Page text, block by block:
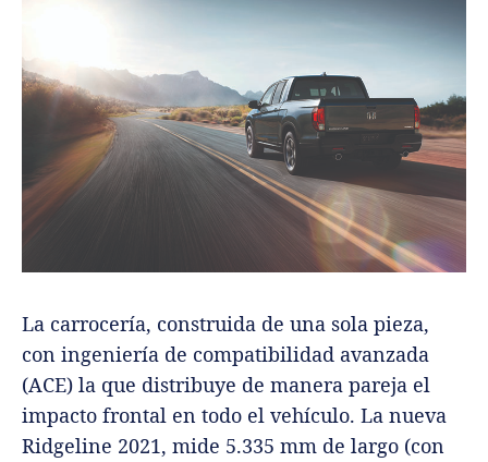
La carrocería, construida de una sola pieza,
con ingeniería de compatibilidad avanzada
(ACE) la que distribuye de manera pareja el
impacto frontal en todo el vehículo. La nueva
Ridgeline 2021, mide 5.335 mm de largo (con